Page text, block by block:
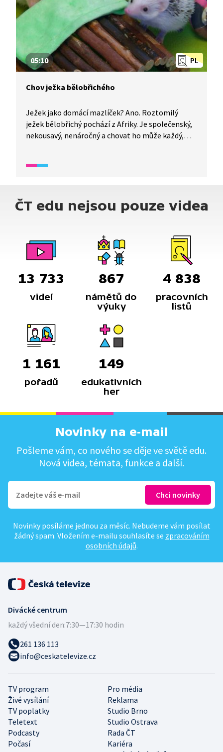
PL
05:10
Chov ježka bělobřichého
Ježek jako domácí mazlíček? Ano. Roztomilý
ježek bělobřichý pochází z Afriky. Je společenský,
nekousavý, nenáročný a chovat ho může každý,
pohodlí.
ČT edu nejsou pouze videa
13 733
videí
867
námětů do
výuky
4 838
pracovních
listů
1 161
pořadů
149
edukativních
her
Novinky na e-mail
Pošleme vám, co nového se děje ve světě edu.
Nová videa, témata, funkce a další.
Novinky posíláme jednou za měsíc. Nebudeme vám posílat
žádný spam. Vložením e-mailu souhlasíte se zpracováním
osobních údajů.